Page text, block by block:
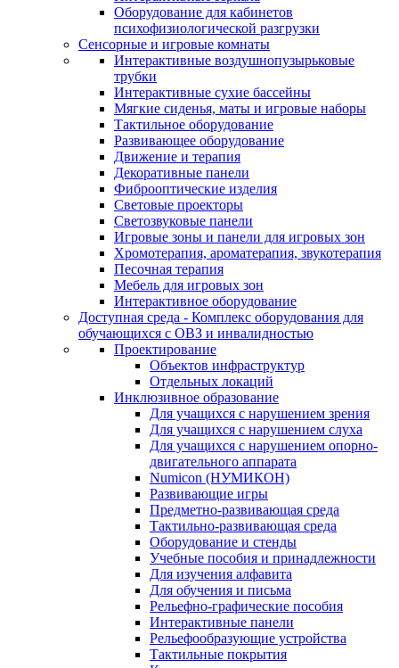
Оборудование для кабинетов
психофизиологической разгрузки
Сенсорные и игровые комнаты
Интерактивные воздушнопузырьковые
трубки
Интерактивные сухие бассейны
Мягкие сиденья, маты и игровые наборы
Тактильное оборудование
Развивающее оборудование
Движение и терапия
Декоративные панели
Фиброоптические изделия
Световые проекторы
Светозвуковые панели
Игровые зоны и панели для игровых зон
Хромотерапия, ароматерапия, звукотерапия
Песочная терапия
Мебель для игровых зон
Интерактивное оборудование
Доступная среда - Комплекс оборудования для
обучающихся с ОВЗ и инвалидностью
Проектирование
Объектов инфраструктур
Отдельных локаций
Инклюзивное образование
Для учащихся с нарушением зрения
Для учащихся с нарушением слуха
Для учащихся с нарушением опорно-
двигательного аппарата
Numicon (НУМИКОН)
Развивающие игры
Предметно-развивающая среда
Тактильно-развивающая среда
Оборудование и стенды
Учебные пособия и принадлежности
Для изучения алфавита
Для обучения и письма
Рельефно-графические пособия
Интерактивные панели
Рельефообразующие устройства
Тактильные покрытия